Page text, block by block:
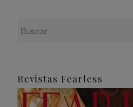
Revistas Fearless